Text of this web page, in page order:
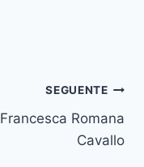
SEGUENTE
Francesca Romana
Cavallo